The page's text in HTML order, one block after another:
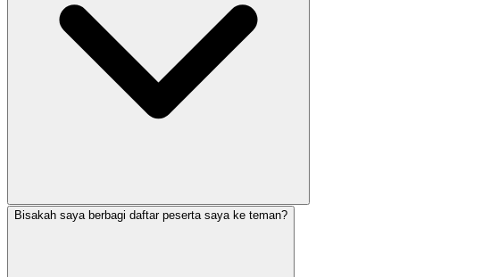
Bisakah saya berbagi daftar peserta saya ke teman?